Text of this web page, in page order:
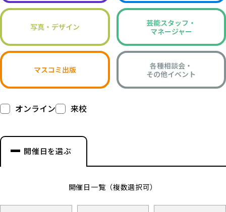
写真・デザイン
芸能スタッフ・
マネージャー
マスコミ出版
各種相談会・
その他イベント
オンライン 来校
開催日を選ぶ
開催日一覧（複数選択可）